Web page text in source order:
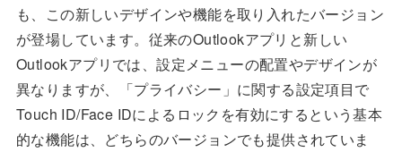
も、この新しいデザインや機能を取り入れたバージョン
が登場しています。従来のOutlookアプリと新しい
Outlookアプリでは、設定メニューの配置やデザインが
異なりますが、「プライバシー」に関する設定項目で
Touch ID/Face IDによるロックを有効にするという基本
的な機能は、どちらのバージョンでも提供されていま